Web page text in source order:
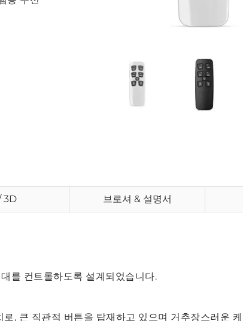
3D 브로셔 & 설명서
를 컨트롤하도록 설계되었습니다.
, 큰 직관적 버튼을 탑재하고 있으며 거추장스러운